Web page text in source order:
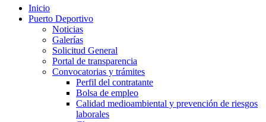
Inicio
Puerto Deportivo
Noticias
Galerías
Solicitud General
Portal de transparencia
Convocatorias y trámites
Perfil del contratante
Bolsa de empleo
Calidad medioambiental y prevención de riesgos
laborales